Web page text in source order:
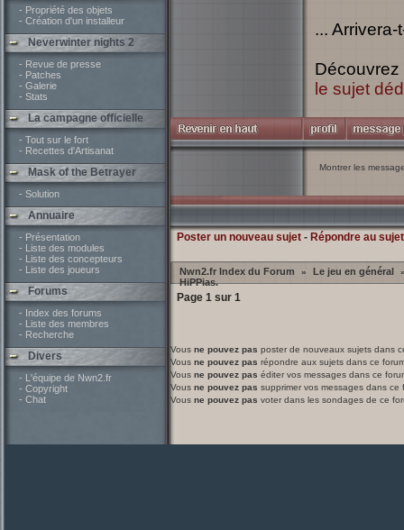
- Propriété des objets
- Création d'un installeur
Neverwinter nights 2
- Revue de presse
- Patches
- Galerie
- Stats
La campagne officielle
- Tout sur le fort
- Recettes d'Artisanat
Mask of the Betrayer
- Solution
Annuaire
- Présentation
- Liste des modules
- Liste des concepteurs
- Liste des joueurs
Forums
- Index des forums
- Liste des membres
- Recherche
Divers
- L'équipe de Nwn2.fr
- Copyright
- Chat
...
Découvrez
le sujet
Montrer les
Poster un nouveau sujet- Répondre au sujet
Nwn2.fr Index du Forum » Le jeu en général
HiPPias.
Page 1sur 1
Vous ne pouvez pas poster de nouveaux sujets dans
Vous ne pouvez pas répondre aux sujets dans ce
Vous ne pouvez pas éditer vos messages dans ce
Vous ne pouvez pas supprimer vos messages dans ce
Vous ne pouvez pas voter dans les sondages de ce